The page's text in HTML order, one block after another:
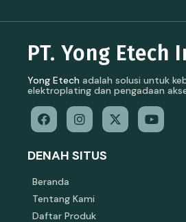
PT. Yong Etech
Yong Etech adalah solusi untuk
elektroplating dan pengadaan
DENAH SITUS
Beranda
Tentang Kami
Daftar Produk